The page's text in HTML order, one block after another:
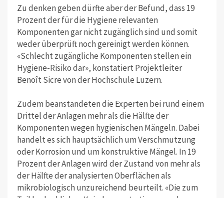
Zu denken geben dürfte aber der Befund, dass 19
Prozent der für die Hygiene relevanten
Komponenten gar nicht zugänglich sind und somit
weder überprüft noch gereinigt werden können.
«Schlecht zugängliche Komponenten stellen ein
Hygiene-Risiko dar», konstatiert Projektleiter
Benoît Sicre von der Hochschule Luzern.
Zudem beanstandeten die Experten bei rund einem
Drittel der Anlagen mehr als die Hälfte der
Komponenten wegen hygienischen Mängeln. Dabei
handelt es sich hauptsächlich um Verschmutzung
oder Korrosion und um konstruktive Mängel. In 19
Prozent der Anlagen wird der Zustand von mehr als
der Hälfte der analysierten Oberflächen als
mikrobiologisch unzureichend beurteilt. «Die zum